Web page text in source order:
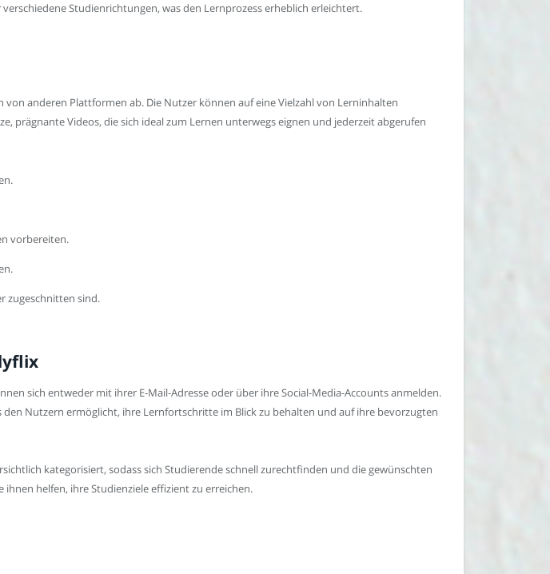
Studienrichtungen, was den Lernprozess erheblich erleichtert.
anderen Plattformen ab. Die Nutzer können auf eine Vielzahl von Lerninhalten
prägnante Videos, die sich ideal zum Lernen unterwegs eignen und jederzeit abgerufen
vorbereiten.
zugeschnitten sind.
sich entweder mit ihrer E-Mail-Adresse oder über ihre Social-Media-Accounts anmelden.
Nutzern ermöglicht, ihre Lernfortschritte im Blick zu behalten und auf ihre bevorzugten
kategorisiert, sodass sich Studierende schnell zurechtfinden und die gewünschten
helfen, ihre Studienziele effizient zu erreichen.